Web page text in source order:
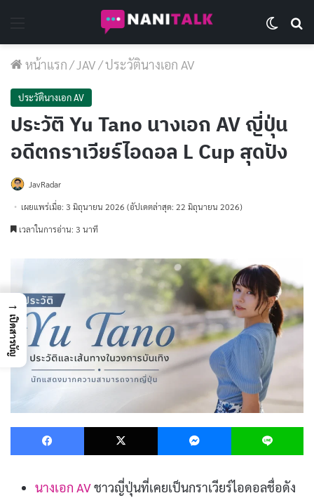
หน้าแรก/JAV/ประวัตินางเอก AV
ประวัตินางเอก AV
ประวัติ Yu Tano นางเอก AV ญี่ปุ่น
อดีตกราเวียร์ไอดอล L Cup สุดปัง
JavRadar
เผยแพร่เมื่อ: 3 มิถุนายน 2026 (อัปเดตล่าสุด: 22 มิถุนายน 2026)
เวลาในการอ่าน: 3 นาที
Facebook X Messenger
นางเอก AVชาวญี่ปุ่นที่เคยเป็นกราเวียร์ไอดอลชื่อดัง
→
เปิดสารบัญ